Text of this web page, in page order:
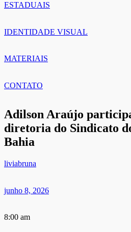
ESTADUAIS
IDENTIDADE VISUAL
MATERIAIS
CONTATO
Adilson Araújo
diretoria do Sindicato
Bahia
liviabruna
junho 8, 2026
8:00 am